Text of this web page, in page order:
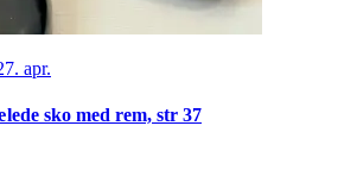
apr.
sko med rem, str 37